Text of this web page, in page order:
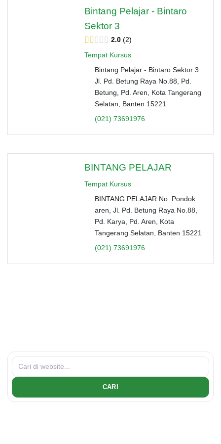
Bintang Pelajar - Bintaro
Sektor 3
2.0 2
Tempat Kursus
Bintang Pelajar - Bintaro Sektor 3
Jl. Pd. Betung Raya No.88, Pd.
Betung, Pd. Aren, Kota Tangerang
Selatan, Banten 15221
(021) 73691976
BINTANG PELAJAR
Tempat Kursus
BINTANG PELAJAR No. Pondok
aren, Jl. Pd. Betung Raya No.88,
Pd. Karya, Pd. Aren, Kota
Tangerang Selatan, Banten 15221
(021) 73691976
CARI